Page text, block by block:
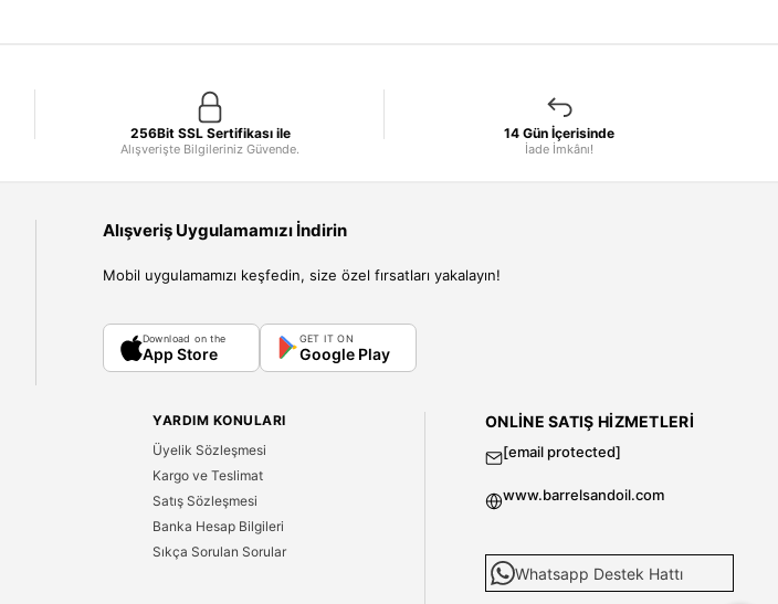
256Bit SSL Sertifikası ile
Alışverişte Bilgileriniz Güvende.
14 Gün İçerisinde
İade İmkânı!
Alışveriş Uygulamamızı İndirin
Mobil uygulamamızı keşfedin, size özel fırsatları yakalayın!
Download on the
App Store
GET IT ON
Google Play
YARDIM KONULARI
Üyelik Sözleşmesi
Kargo ve Teslimat
Satış Sözleşmesi
Banka Hesap Bilgileri
Sıkça Sorulan Sorular
ONLINE SATIŞ HIZMETLERI
[email protected]
www.barrelsandoil.com
Whatsapp Destek Hattı